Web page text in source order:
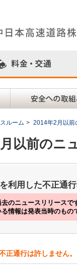
ルーム > 2014年2月以前
以前のニ
利用した不正通
のニュースリリースで
情報は発表当時のもの
正通行は許しません。